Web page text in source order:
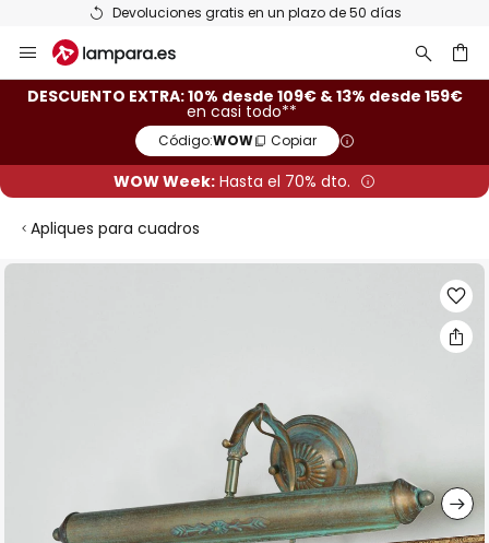
Devoluciones gratis en un plazo de 50 días
al
contenido
DESCUENTO EXTRA: 10% desde 109€ & 13% desde 159€
en casi todo**
Código:WOW Copiar
WOW Week: Hasta el 70% dto.
Apliques para cuadros
Saltar